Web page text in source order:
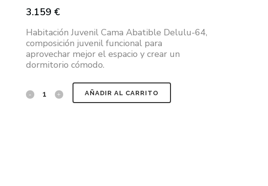
3.159 €
Habitación Juvenil Cama Abatible Delulu-64,
composición juvenil funcional para
aprovechar mejor el espacio y crear un
dormitorio cómodo.
AÑADIR AL CARRITO